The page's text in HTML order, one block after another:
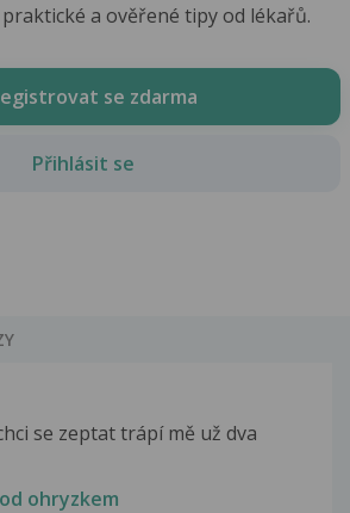
a ověřené tipy od lékařů.
se zdarma
Přihlásit se
se zeptat trápí mě už dva
ohryzkem